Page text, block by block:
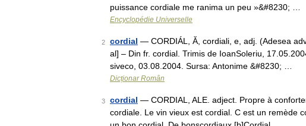
puissance cordiale me ranima un peu »&#8230; …
Encyclopédie Universelle
2 cordial — CORDIÁL, Ă, cordiali, e, adj. (Adesea
al] – Din fr. cordial. Trimis de IoanSoleriu,
siveco, 03.08.2004. Sursa: Antonime &#8230; …
Dicționar Român
3 cordial — CORDIAL, ALE. adject. Propre à
cordiale. Le vin vieux est cordial. C est un remède